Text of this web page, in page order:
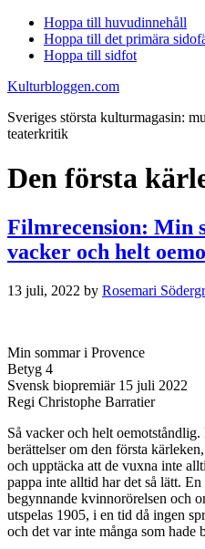
Hoppa till huvudinnehåll
Hoppa till det primära
Hoppa till sidfot
Kulturbloggen.com
Sveriges största kulturmagasin:
teaterkritik
Den första
Filmrecension: Min
vacker och helt
13 juli, 2022 by Rosemari
Min sommar i Provence
Betyg 4
Svensk biopremiär 15 juli 2022
Regi Christophe Barratier
Så vacker och helt
berättelser om den första
och upptäcka att de vuxna inte
pappa inte alltid har det så lätt.
begynnande kvinnorörelsen och
utspelas 1905, i en tid då ingen
och det var inte många som hade